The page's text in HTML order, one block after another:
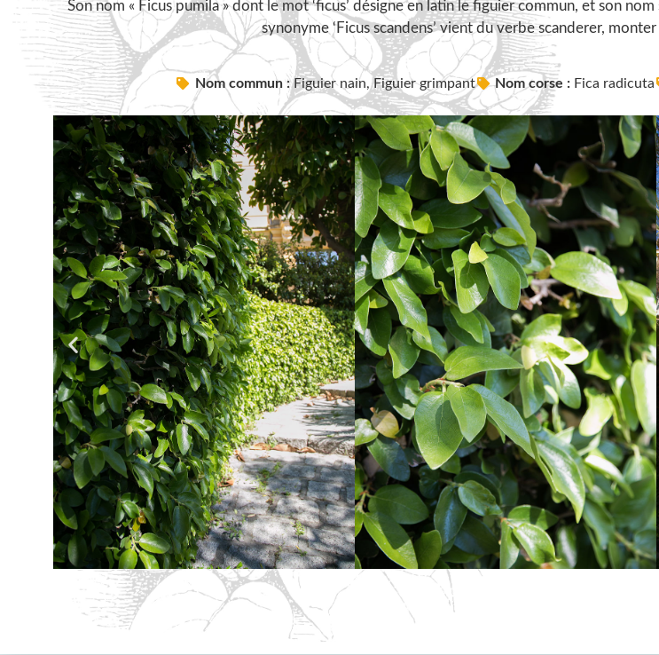
Son nom « Ficus pumila » dont le mot ‘ficus’ désigne en latin le figuier commun, et son
synonyme ‘Ficus scandens’ vient du verbe scanderer, monter
Nom commun :Figuier nain, Figuier grimpant Nom corse : Fica radicuta